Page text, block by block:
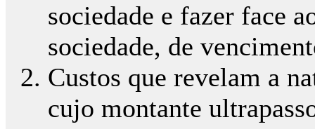
sociedade e fazer face
sociedade, de
Custos que revelam a
cujo montante